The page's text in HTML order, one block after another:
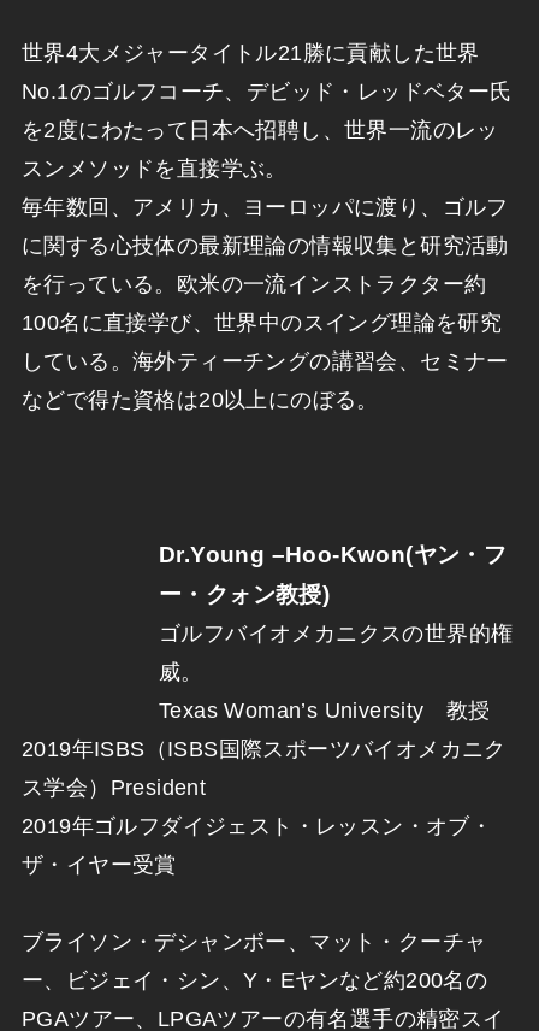
世界4大メジャータイトル21勝に貢献した世界
No.1のゴルフコーチ、デビッド・レッドベター氏
を2度にわたって日本へ招聘し、世界一流のレッ
スンメソッドを直接学ぶ。
毎年数回、アメリカ、ヨーロッパに渡り、ゴルフ
に関する心技体の最新理論の情報収集と研究活動
を行っている。欧米の一流インストラクター約
100名に直接学び、世界中のスイング理論を研究
している。海外ティーチングの講習会、セミナー
などで得た資格は20以上にのぼる。
Dr.Young –Hoo-Kwon(ヤン・フ
ー・クォン教授)
ゴルフバイオメカニクスの世界的権
威。
Texas Woman’s University 教授
2019年ISBS（ISBS国際スポーツバイオメカニク
ス学会）President
2019年ゴルフダイジェスト・レッスン・オブ・
ザ・イヤー受賞
ブライソン・デシャンボー、マット・クーチャ
ー、ビジェイ・シン、Y・Eヤンなど約200名の
PGAツアー、LPGAツアーの有名選手の精密スイ